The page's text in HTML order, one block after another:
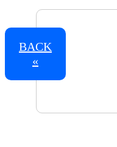
BACK
«